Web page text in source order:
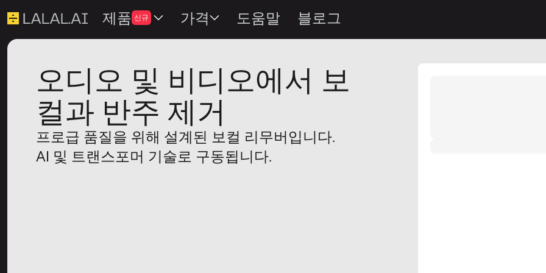
제품 신규 가격 도움말 블로그
오디오 및 비디오에서 보
컬과 반주 제거
프로급 품질을 위해 설계된 보컬 리무버입니다.
AI 및 트랜스포머 기술로 구동됩니다.